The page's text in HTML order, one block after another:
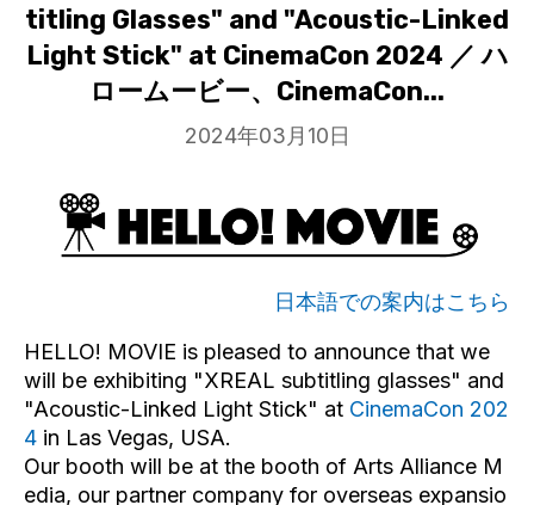
titling Glasses" and "Acoustic-Linked
Light Stick" at CinemaCon 2024 ／ ハ
ロームービー、CinemaCon...
2024年03月10日
日本語での案内はこちら
HELLO! MOVIE is pleased to announce that we
will be exhibiting "XREAL subtitling glasses" and
"Acoustic-Linked Light Stick" at CinemaCon 202
4 in Las Vegas, USA.
Our booth will be at the booth of Arts Alliance M
edia, our partner company for overseas expansio